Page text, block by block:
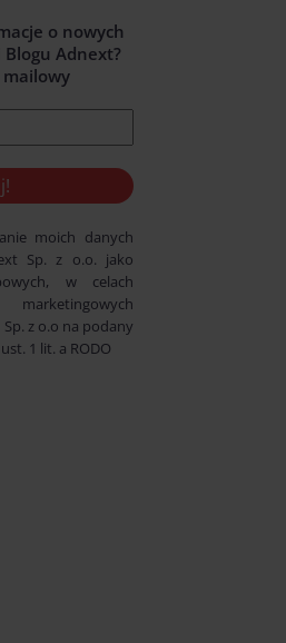
o nowych
Blogu Adnext?
mailowy
moich danych
Sp. z o.o. jako
w celach
z o.o na podany
1 lit. a RODO